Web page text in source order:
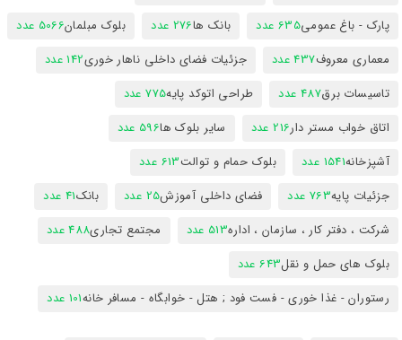
پارک - باغ عمومی635 عدد بانک ها276 عدد بلوک مبلمان5066 عدد
معماری معروف437 عدد جزئیات فضای داخلی ناهار خوری142 عدد
تاسیسات برق487 عدد طراحی اتوکد پایه775 عدد
اتاق خواب مستر دار216 عدد سایر بلوک ها596 عدد
آشپزخانه1541 عدد بلوک حمام و توالت613 عدد
جزئیات پایه763 عدد فضای داخلی آموزش25 عدد بانک41 عدد
شرکت ، دفتر کار ، سازمان ، اداره513 عدد مجتمع تجاری488 عدد
بلوک های حمل و نقل643 عدد
رستوران - غذا خوری - فست فود ; هتل - خوابگاه - مسافر خانه101 عدد